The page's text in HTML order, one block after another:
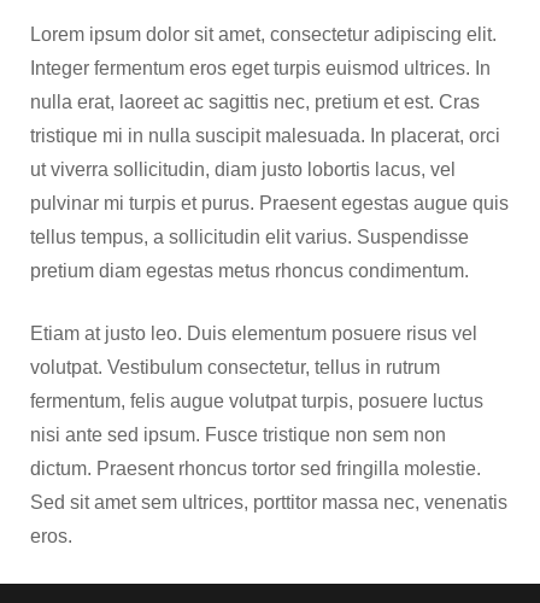
Lorem ipsum dolor sit amet, consectetur adipiscing elit.
Integer fermentum eros eget turpis euismod ultrices. In
nulla erat, laoreet ac sagittis nec, pretium et est. Cras
tristique mi in nulla suscipit malesuada. In placerat, orci
ut viverra sollicitudin, diam justo lobortis lacus, vel
pulvinar mi turpis et purus. Praesent egestas augue quis
tellus tempus, a sollicitudin elit varius. Suspendisse
pretium diam egestas metus rhoncus condimentum.
Etiam at justo leo. Duis elementum posuere risus vel
volutpat. Vestibulum consectetur, tellus in rutrum
fermentum, felis augue volutpat turpis, posuere luctus
nisi ante sed ipsum. Fusce tristique non sem non
dictum. Praesent rhoncus tortor sed fringilla molestie.
Sed sit amet sem ultrices, porttitor massa nec, venenatis
eros.